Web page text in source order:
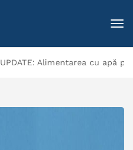
UPDATE: Alimentarea cu apă